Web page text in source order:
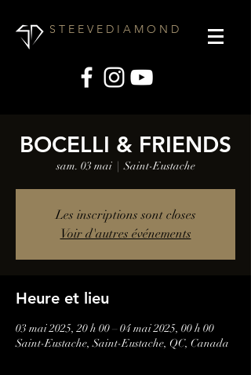
S T E E V E D I A M O N D
BOCELLI & FRIENDS
sam. 03 mai
  |
Saint-Eustache
Les inscriptions sont closes
Voir d'autres événements
Heure et lieu
03 mai 2025, 20 h 00 – 04 mai 2025, 00 h 00
Saint-Eustache, Saint-Eustache, QC, Canada